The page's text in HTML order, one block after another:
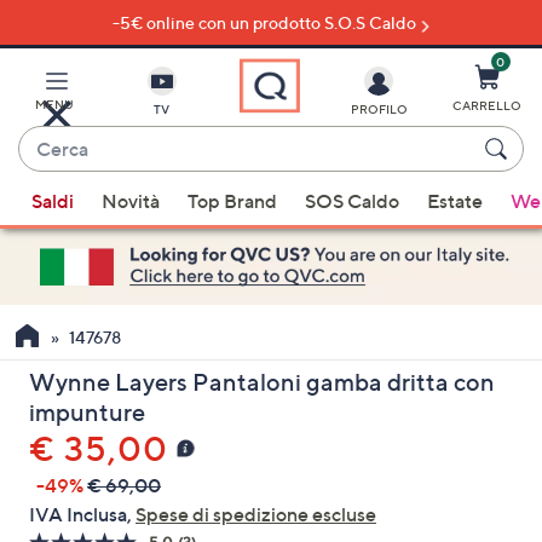
al
principale
-5€ online con un prodotto S.O.S Caldo
MENU TV
Cerca
sono
disponibili
suggerimenti,
usa
i
tasti
freccia
su
oppure
scorri
PROFILO
0
CARRELLO
Saldi Novità Top Brand SOS Caldo Estate
147678
Wynne Layers Pantaloni gamba dritta con
impunture
€ 35,00
-49%€ 69,00
IVA Inclusa, Spese di spedizione escluse